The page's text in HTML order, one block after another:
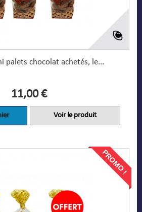
palets chocolat achetés, le...
11,00 €
Voir le produit
PROMO !